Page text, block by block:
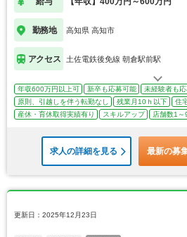
勤務地 高知県 高知市
アクセス 土佐電鉄後免線 朝倉駅前駅
年収600万円以上可 新卒も応募可能
未経験者も
原則、引越しを伴う転勤なし
残業月10ｈ以下
住
産休・育休取得実績有り
スキルアップ 店舗数1～
求人の詳細を見る 最新の募
更新日：2025年12月23日